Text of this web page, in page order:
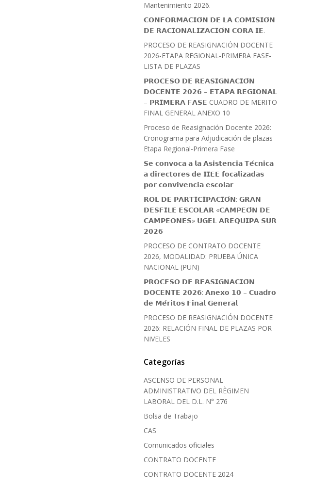
Mantenimiento 2026.
𝗖𝗢𝗡𝗙𝗢𝗥𝗠𝗔𝗖𝗜𝗢́𝗡 𝗗𝗘 𝗟𝗔 𝗖𝗢𝗠𝗜𝗦𝗜𝗢́𝗡
𝗗𝗘 𝗥𝗔𝗖𝗜𝗢𝗡𝗔𝗟𝗜𝗭𝗔𝗖𝗜𝗢́𝗡 𝗖𝗢𝗥𝗔 𝗜𝗘.
PROCESO DE REASIGNACIÓN DOCENTE
2026-ETAPA REGIONAL-PRIMERA FASE-
LISTA DE PLAZAS
𝗣𝗥𝗢𝗖𝗘𝗦𝗢 𝗗𝗘 𝗥𝗘𝗔𝗦𝗜𝗚𝗡𝗔𝗖𝗜𝗢́𝗡
𝗗𝗢𝗖𝗘𝗡𝗧𝗘 𝟮𝟬𝟮𝟲 – 𝗘𝗧𝗔𝗣𝗔 𝗥𝗘𝗚𝗜𝗢𝗡𝗔𝗟
– 𝗣𝗥𝗜𝗠𝗘𝗥𝗔 𝗙𝗔𝗦𝗘 CUADRO DE MERITO
FINAL GENERAL ANEXO 10
Proceso de Reasignación Docente 2026:
Cronograma para Adjudicación de plazas
Etapa Regional-Primera Fase
𝗦𝗲 𝗰𝗼𝗻𝘃𝗼𝗰𝗮 𝗮 𝗹𝗮 𝗔𝘀𝗶𝘀𝘁𝗲𝗻𝗰𝗶𝗮 𝗧𝗲́𝗰𝗻𝗶𝗰𝗮
𝗮 𝗱𝗶𝗿𝗲𝗰𝘁𝗼𝗿𝗲𝘀 𝗱𝗲 𝗜𝗜𝗘𝗘 𝗳𝗼𝗰𝗮𝗹𝗶𝘇𝗮𝗱𝗮𝘀
𝗽𝗼𝗿 𝗰𝗼𝗻𝘃𝗶𝘃𝗲𝗻𝗰𝗶𝗮 𝗲𝘀𝗰𝗼𝗹𝗮𝗿
𝗥𝗢𝗟 𝗗𝗘 𝗣𝗔𝗥𝗧𝗜𝗖𝗜𝗣𝗔𝗖𝗜𝗢́𝗡: 𝗚𝗥𝗔𝗡
𝗗𝗘𝗦𝗙𝗜𝗟𝗘 𝗘𝗦𝗖𝗢𝗟𝗔𝗥 «𝗖𝗔𝗠𝗣𝗘𝗢́𝗡 𝗗𝗘
𝗖𝗔𝗠𝗣𝗘𝗢𝗡𝗘𝗦» 𝗨𝗚𝗘𝗟 𝗔𝗥𝗘𝗤𝗨𝗜𝗣𝗔 𝗦𝗨𝗥
𝟮𝟬𝟮𝟲
PROCESO DE CONTRATO DOCENTE
2026, MODALIDAD: PRUEBA ÚNICA
NACIONAL (PUN)
𝗣𝗥𝗢𝗖𝗘𝗦𝗢 𝗗𝗘 𝗥𝗘𝗔𝗦𝗜𝗚𝗡𝗔𝗖𝗜𝗢́𝗡
𝗗𝗢𝗖𝗘𝗡𝗧𝗘 𝟮𝟬𝟮𝟲: 𝗔𝗻𝗲𝘅𝗼 𝟭𝟬 – 𝗖𝘂𝗮𝗱𝗿𝗼
𝗱𝗲 𝗠𝗲́𝗿𝗶𝘁𝗼𝘀 𝗙𝗶𝗻𝗮𝗹 𝗚𝗲𝗻𝗲𝗿𝗮𝗹
PROCESO DE REASIGNACIÓN DOCENTE
2026: RELACIÓN FINAL DE PLAZAS POR
NIVELES
Categorías
ASCENSO DE PERSONAL
ADMINISTRATIVO DEL RÈGIMEN
LABORAL DEL D.L. N° 276
Bolsa de Trabajo
CAS
Comunicados oficiales
CONTRATO DOCENTE
CONTRATO DOCENTE 2024